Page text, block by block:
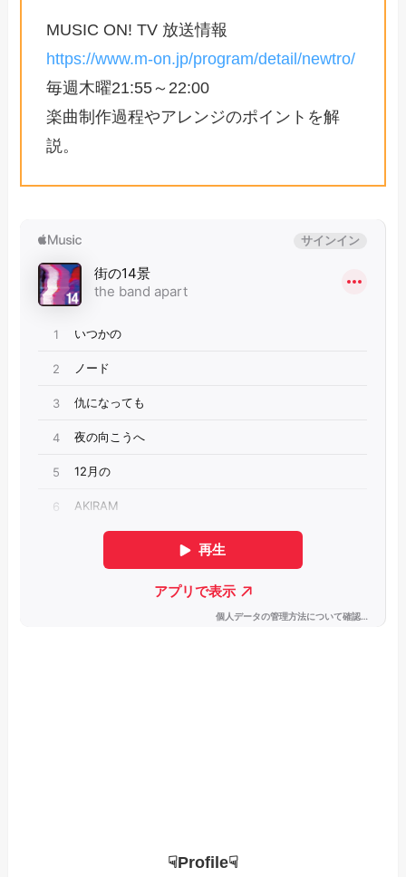
MUSIC ON! TV 放送情報
https://www.m-on.jp/program/detail/newtro/
毎週木曜21:55～22:00
楽曲制作過程やアレンジのポイントを解
説。
☟Profile☟